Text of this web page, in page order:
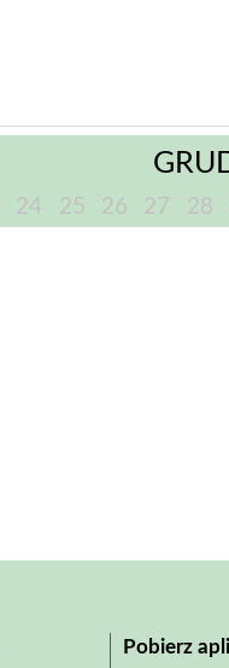
24 25 26 27 28
Pobierz